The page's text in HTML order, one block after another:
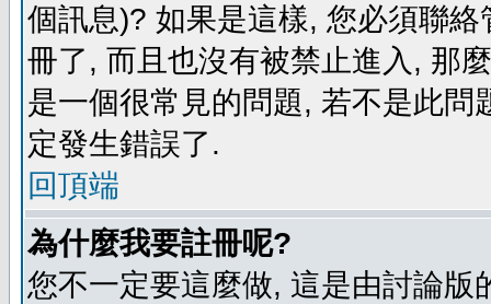
個訊息)? 如果是這樣, 您必須聯
冊了, 而且也沒有被禁止進入, 那
是一個很常見的問題, 若不是此
定發生錯誤了.
回頂端
為什麼我要註冊呢?
您不一定要這麼做, 這是由討論